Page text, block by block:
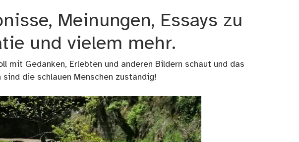
Meinungen, Essays zu
und vielem mehr.
mit Gedanken, Erlebten und anderen Bildern schaut und das
die schlauen Menschen zuständig!